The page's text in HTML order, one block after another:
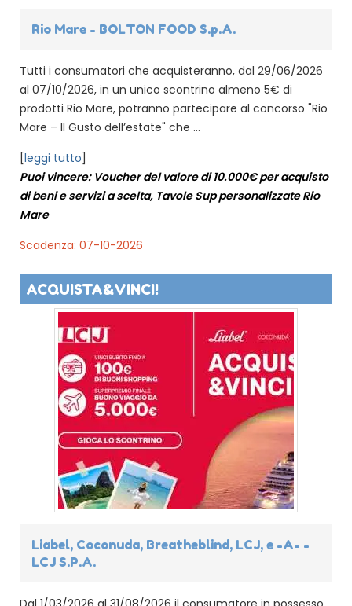
Rio Mare - BOLTON FOOD S.p.A.
Tutti i consumatori che acquisteranno, dal 29/06/2026
al 07/10/2026, in un unico scontrino almeno 5€ di
prodotti Rio Mare, potranno partecipare al concorso "Rio
Mare – Il Gusto dell’estate" che ...
[leggi tutto]
Puoi vincere: Voucher del valore di 10.000€ per acquisto
di beni e servizi a scelta, Tavole Sup personalizzate Rio
Mare
Scadenza: 07-10-2026
ACQUISTA&VINCI!
Liabel, Coconuda, Breatheblind, LCJ, e -A- -
LCJ S.P.A.